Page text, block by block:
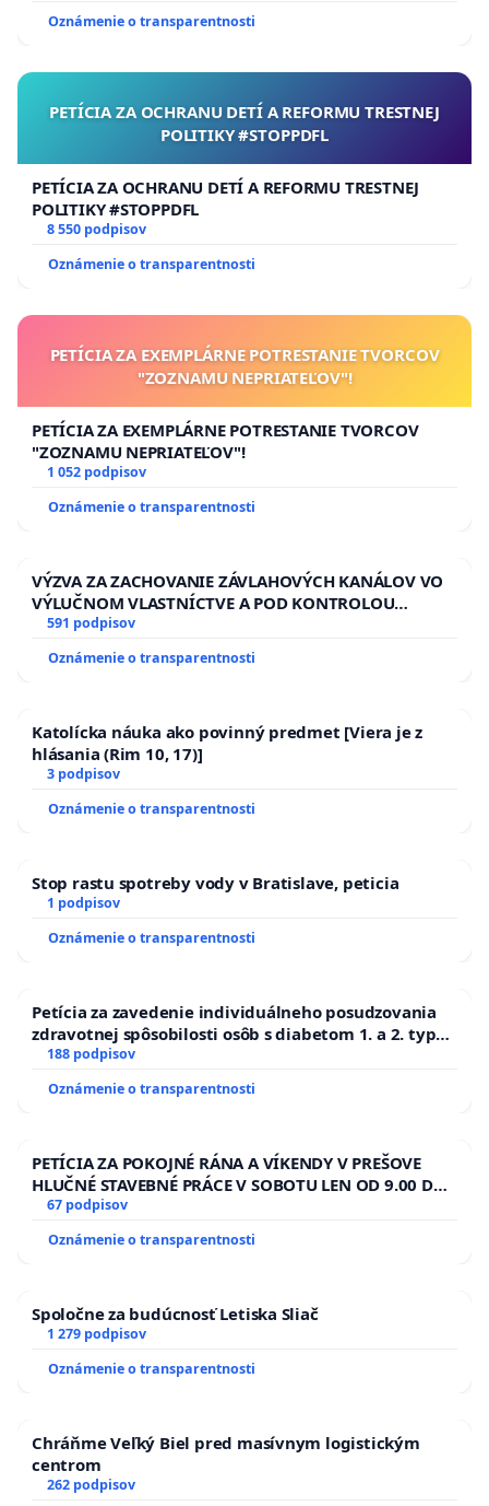
Oznámenie o transparentnosti
PETÍCIA ZA OCHRANU DETÍ A REFORMU TRESTNEJ
POLITIKY #STOPPDFL
PETÍCIA ZA OCHRANU DETÍ A REFORMU TRESTNEJ
POLITIKY #STOPPDFL
8 550 podpisov
Oznámenie o transparentnosti
PETÍCIA ZA EXEMPLÁRNE POTRESTANIE TVORCOV
"ZOZNAMU NEPRIATEĽOV"!
PETÍCIA ZA EXEMPLÁRNE POTRESTANIE TVORCOV
"ZOZNAMU NEPRIATEĽOV"!
1 052 podpisov
Oznámenie o transparentnosti
VÝZVA ZA ZACHOVANIE ZÁVLAHOVÝCH KANÁLOV VO
VÝLUČNOM VLASTNÍCTVE A POD KONTROLOU
SLOVENSKEJ REPUBLIKY & žiadosť na riešenie
kanálov na Slovensku
591 podpisov
Oznámenie o transparentnosti
Katolícka náuka ako povinný predmet [Viera je z
hlásania (Rim 10, 17)]
3 podpisov
Oznámenie o transparentnosti
Stop rastu spotreby vody v Bratislave, peticia
1 podpisov
Oznámenie o transparentnosti
Petícia za zavedenie individuálneho posudzovania
zdravotnej spôsobilosti osôb s diabetom 1. a 2. typu
pri prijímaní do Policajného zboru SR
188 podpisov
Oznámenie o transparentnosti
PETÍCIA ZA POKOJNÉ RÁNA A VÍKENDY V PREŠOVE
HLUČNÉ STAVEBNÉ PRÁCE V SOBOTU LEN OD 9.00 DO
13.00 HOD., CEZ PRACOVNÝ TÝŽDEŇ CIEĽ 8.00 – 18.00
ĎUMBIERSKEJ/MAGU
67 podpisov
Oznámenie o transparentnosti
Spoločne za budúcnosť Letiska Sliač
1 279 podpisov
Oznámenie o transparentnosti
Chráňme Veľký Biel pred masívnym logistickým
centrom
262 podpisov